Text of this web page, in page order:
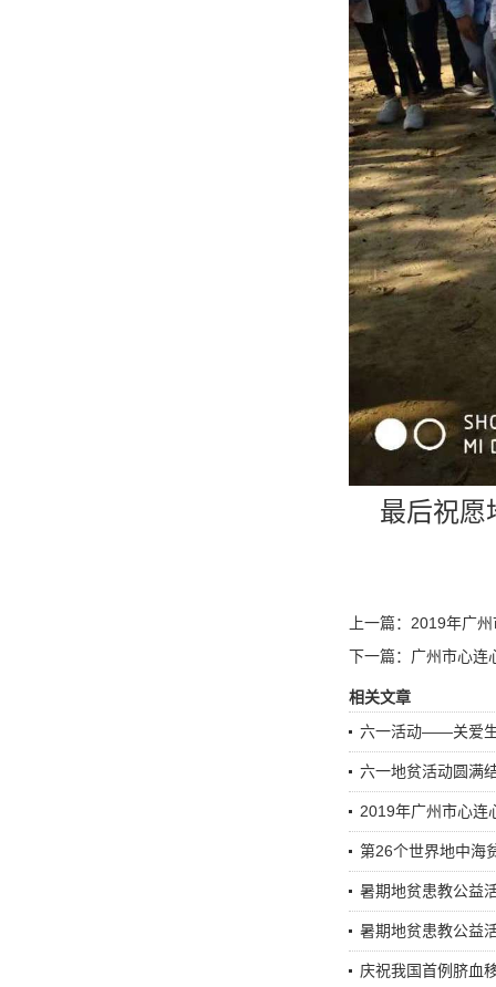
最后祝愿
上一篇： 2019年广
下一篇： 广州市心连
相关文章
六一活动——关爱
六一地贫活动圆满
2019年广州市心连
第26个世界地中海
暑期地贫患教公益
暑期地贫患教公益
庆祝我国首例脐血